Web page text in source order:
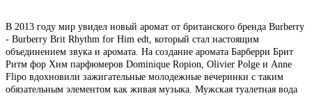
В 2013 году мир увидел новый аромат от британского бренда Burberry
- Burberry Brit Rhythm for Him edt, который стал настоящим
объединением звука и аромата. На создание аромата Барберри Брит
Ритм фор Хим парфюмеров Dominique Ropion, Olivier Polge и Anne
Flipo вдохновили зажигательные молодежные вечеринки с таким
обязательным элементом как живая музыка. Мужская туалетная вода